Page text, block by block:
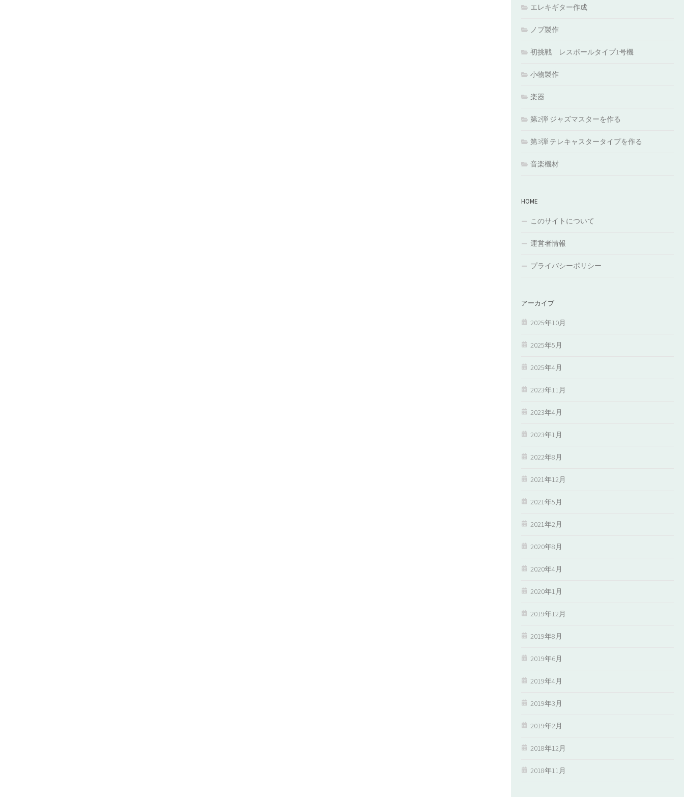
エレキギター作成
ノブ製作
初挑戦 レスポールタイプ1号機
小物製作
楽器
第2弾 ジャズマスターを作る
第3弾 テレキャスタータイプを作る
音楽機材
HOME
このサイトについて
運営者情報
プライバシーポリシー
アーカイブ
2025年10月
2025年5月
2025年4月
2023年11月
2023年4月
2023年1月
2022年8月
2021年12月
2021年5月
2021年2月
2020年8月
2020年4月
2020年1月
2019年12月
2019年8月
2019年6月
2019年4月
2019年3月
2019年2月
2018年12月
2018年11月